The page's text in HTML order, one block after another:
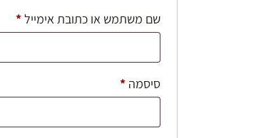
שם משתמש או כתובת אימייל*חובה
סיסמה*חובה